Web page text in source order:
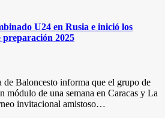
U24 en Rusia e inició los
2025
de Baloncesto informa que el grupo de
módulo de una semana en Caracas y La
invitacional amistoso…